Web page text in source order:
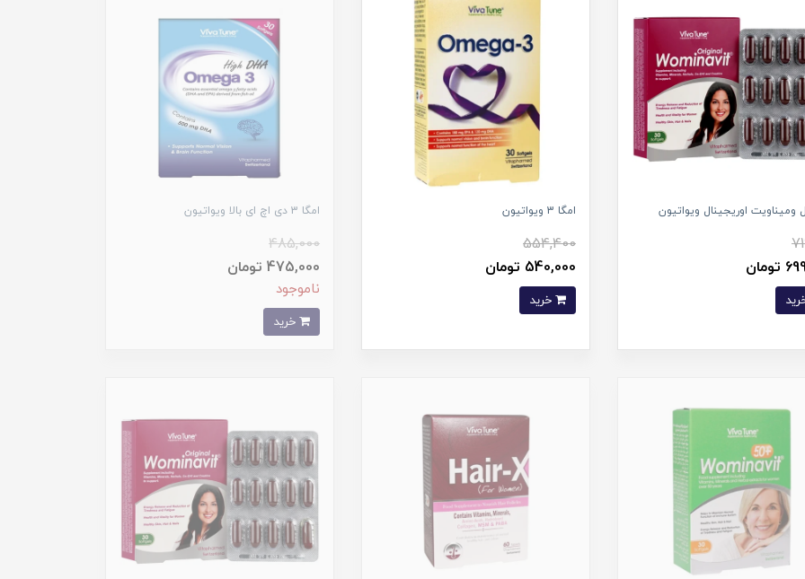
ومیناویت اوریجینال ویواتیون امگا 3 ویواتیون
554,400
540,000 تومان
خرید
امگا 3 دی اچ ای بالا ویواتیون
485,000
475,000 تومان
ناموجود
خرید